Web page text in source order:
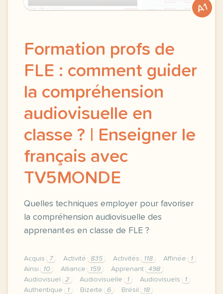
A1
Formation profs de
FLE : comment guider
la compréhension
audiovisuelle en
classe ? | Enseigner le
français avec
TV5MONDE
Quelles techniques employer pour favoriser
la compréhension audiovisuelle des
apprenant·es en classe de FLE ?
Acquis 7 Activité 835 Activités 118 Affinée
1
Ainsi
10 Alliance 159 Apprenant
498
Audiovisuel
2 Audiovisuelle 1 Audiovisuels
1
Authentique
1 Bizerte 6 Brésil
18